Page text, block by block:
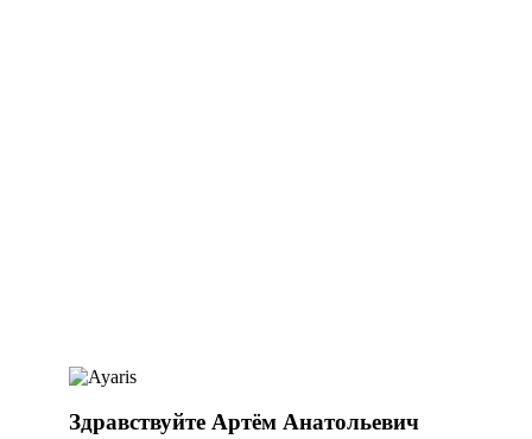
Здравствуйте Артём Анатольевич